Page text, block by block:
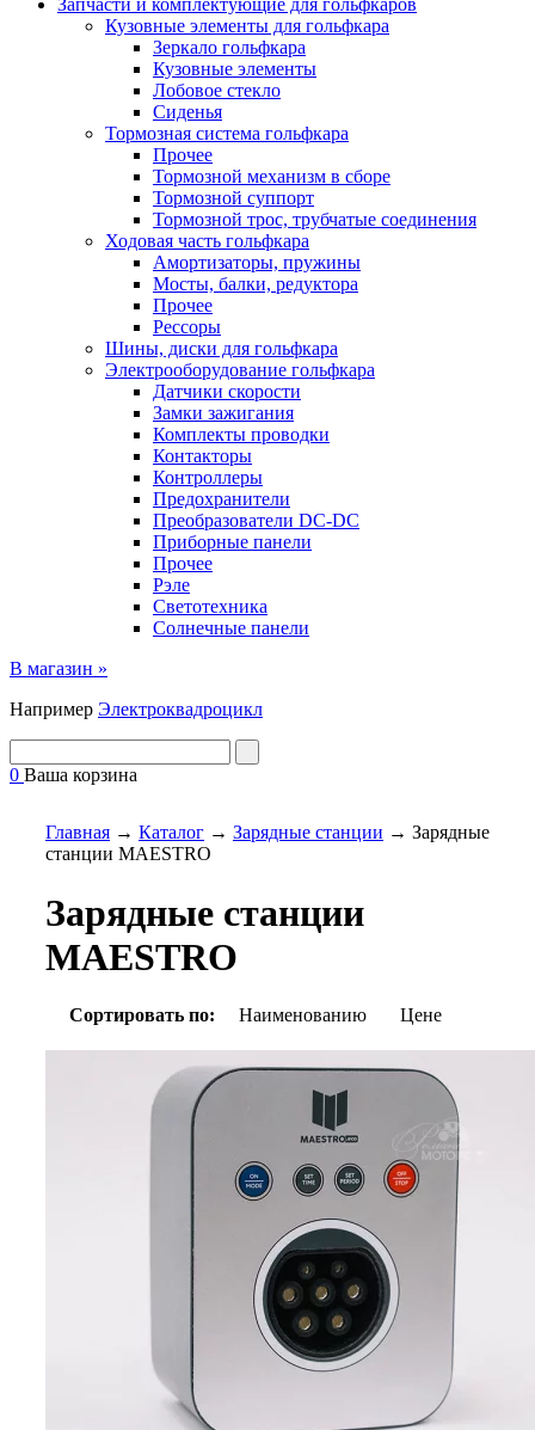
Запчасти и комплектующие для гольфкаров
Кузовные элементы для гольфкара
Зеркало гольфкара
Кузовные элементы
Лобовое стекло
Сиденья
Тормозная система гольфкара
Прочее
Тормозной механизм в сборе
Тормозной суппорт
Тормозной трос, трубчатые соединения
Ходовая часть гольфкара
Амортизаторы, пружины
Мосты, балки, редуктора
Прочее
Рессоры
Шины, диски для гольфкара
Электрооборудование гольфкара
Датчики скорости
Замки зажигания
Комплекты проводки
Контакторы
Контроллеры
Предохранители
Преобразователи DC-DC
Приборные панели
Прочее
Рэле
Светотехника
Солнечные панели
В магазин »
Например Электроквадроцикл
0 Ваша корзина
Главная → Каталог → Зарядные станции → Зарядные
станции MAESTRO
Зарядные станции
MAESTRO
Сортировать по: Наименованию Цене